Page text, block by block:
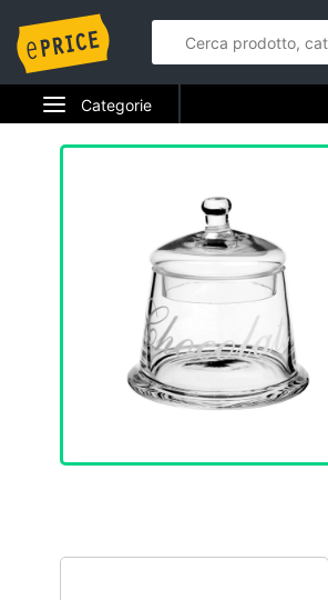
Categorie
Elettrodomestici
Telefonia
Tv e Home Cinema
Smart home
Videogiochi